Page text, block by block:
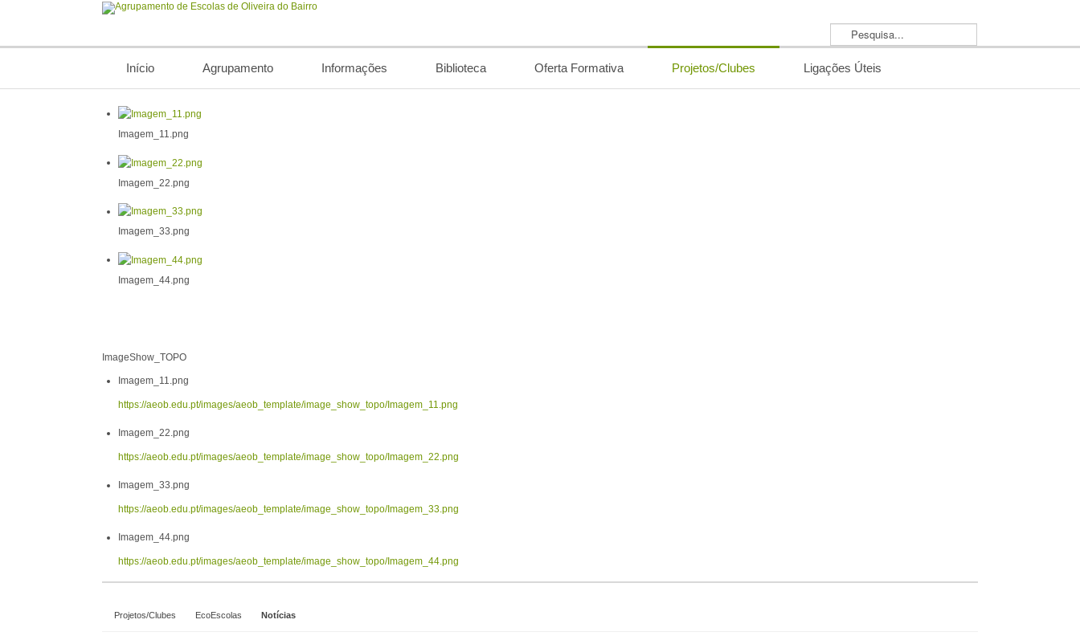
Pesquisa...
Início Agrupamento Informações Biblioteca Oferta Formativa Projetos/Clubes Ligações Úteis
Imagem_11.png
Imagem_22.png
Imagem_33.png
Imagem_44.png
ImageShow_TOPO
Imagem_11.png
https://aeob.edu.pt/images/aeob_template/image_show_topo/Imagem_11.png
Imagem_22.png
https://aeob.edu.pt/images/aeob_template/image_show_topo/Imagem_22.png
Imagem_33.png
https://aeob.edu.pt/images/aeob_template/image_show_topo/Imagem_33.png
Imagem_44.png
https://aeob.edu.pt/images/aeob_template/image_show_topo/Imagem_44.png
Projetos/Clubes EcoEscolas Notícias